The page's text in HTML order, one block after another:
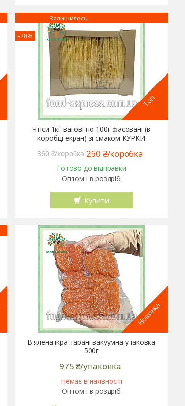
Топ
–28%
Залишилось
Чіпси 1кг вагові по 100г фасовані (в
коробці екран) зі смаком КУРКИ
360 ₴/коробка 260 ₴/коробка
Готово до відправки
Оптом і в роздріб
Купити
Новинка
В'ялена ікра тарані вакуумна упаковка
500г
975 ₴/упаковка
Немає в наявності
Оптом і в роздріб